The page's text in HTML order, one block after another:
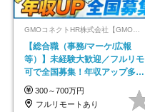
GMOコネクトHR株式会社【GMOインターネットグループ】
【総合職（事務/マーケ/広報
等）】未経験大歓迎／フルリモ
可で全国募集！年収アップ多数
★年休最大130日★
300～700万円
フルリモートあり